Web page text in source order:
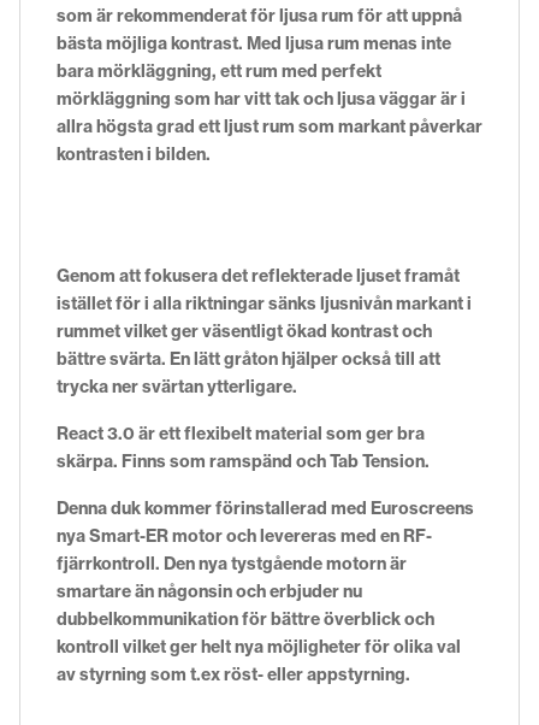
som är rekommenderat för ljusa rum för att uppnå
bästa möjliga kontrast. Med ljusa rum menas inte
bara mörkläggning, ett rum med perfekt
mörkläggning som har vitt tak och ljusa väggar är i
allra högsta grad ett ljust rum som markant påverkar
kontrasten i bilden.
Genom att fokusera det reflekterade ljuset framåt
istället för i alla riktningar sänks ljusnivån markant i
rummet vilket ger väsentligt ökad kontrast och
bättre svärta. En lätt gråton hjälper också till att
trycka ner svärtan ytterligare.
React 3.0 är ett flexibelt material som ger bra
skärpa. Finns som ramspänd och Tab Tension.
Denna duk kommer förinstallerad med Euroscreens
nya Smart-ER motor och levereras med en RF-
fjärrkontroll. Den nya tystgående motorn är
smartare än någonsin och erbjuder nu
dubbelkommunikation för bättre överblick och
kontroll vilket ger helt nya möjligheter för olika val
av styrning som t.ex röst- eller appstyrning.